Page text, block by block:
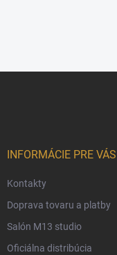
INFORMÁCIE PRE VÁS
Kontakty
Doprava tovaru a platby
Salón M13 studio
Oficiálna distribúcia